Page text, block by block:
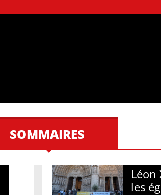
SOMMAIRES
Léon
les